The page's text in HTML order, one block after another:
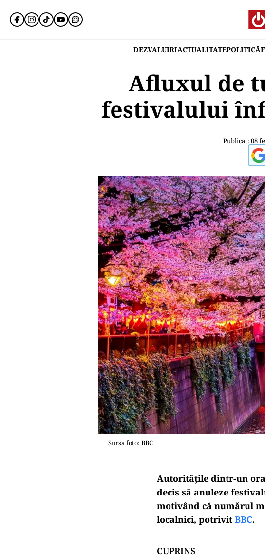
DEZVALUIRIACTUALITATEPOLITICĂ
Afluxul de
festivalului
Publicat: 08
Sursa foto: BBC
Autoritățile dintr-un
decis să anuleze
motivând că numărul
localnici, potrivit BBC.
CUPRINS